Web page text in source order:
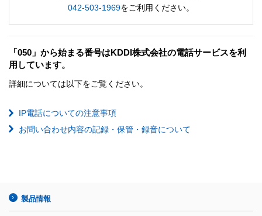
042-503-1969をご利用ください。
「050」から始まる番号はKDDI株式会社の電話サービスを利
用しています。
詳細については以下をご覧ください。
IP電話についての注意事項
お問い合わせ内容の記録・保管・録音について
製品情報